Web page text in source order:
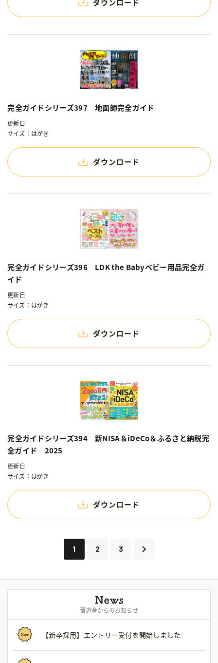
ダウンロード
完全ガイドシリーズ397 地面師完全ガイド
更新日
サイズ：はがき
ダウンロード
完全ガイドシリーズ396 LDK the Babyベビー用品完全ガ
イド
更新日
サイズ：はがき
ダウンロード
完全ガイドシリーズ394 新NISA＆iDeCo＆ふるさと納税完
全ガイド 2025
更新日
サイズ：はがき
ダウンロード
1 2 3
晋遊舎からのお知らせ
【新卒採用】エントリー受付を開始しました